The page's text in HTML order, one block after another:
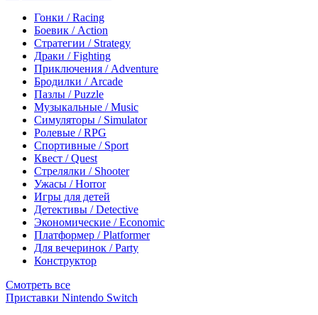
Гонки / Racing
Боевик / Action
Стратегии / Strategy
Драки / Fighting
Приключения / Adventure
Бродилки / Arcade
Пазлы / Puzzle
Музыкальные / Music
Симуляторы / Simulator
Ролевые / RPG
Спортивные / Sport
Квест / Quest
Стрелялки / Shooter
Ужасы / Horror
Игры для детей
Детективы / Detective
Экономические / Economic
Платформер / Platformer
Для вечеринок / Party
Конструктор
Смотреть все
Приставки Nintendo Switch